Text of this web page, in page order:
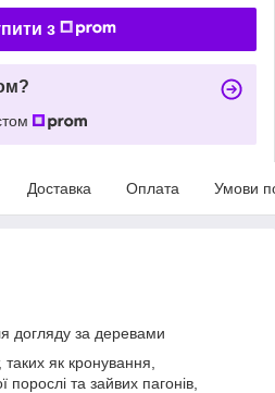
з
Доставка Оплата Умови
догляду за деревами
таких як кронування,
та зайвих пагонів,